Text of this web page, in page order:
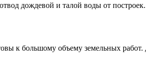
дождевой и талой воды от
к большому объему земельных